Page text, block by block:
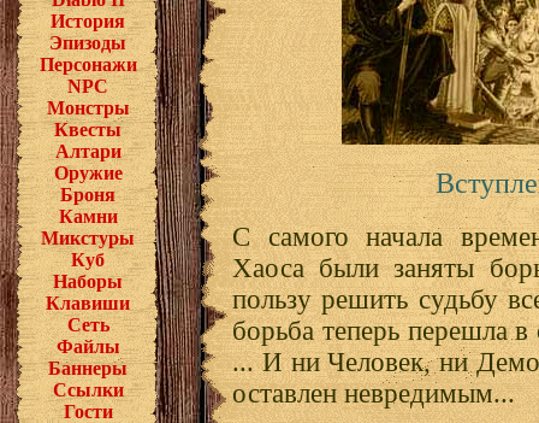
История
Эпизоды
Персонажи
NPC
Монстры
Квесты
Алтари
Оружие
Броня
Камни
Микстуры
Куб
Наборы
Клавиши
Сеть
Файлы
Баннеры
Ссылки
Гости
С самого начала
Хаоса были заняты
пользу решить судьбу
борьба теперь перешла
... И ни Человек, ни
оставлен невредимым...